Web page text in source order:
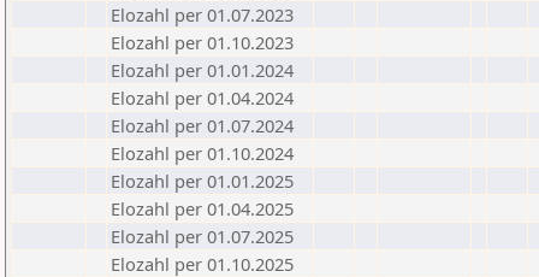
Elozahl per 01.07.2023
Elozahl per 01.10.2023
Elozahl per 01.01.2024
Elozahl per 01.04.2024
Elozahl per 01.07.2024
Elozahl per 01.10.2024
Elozahl per 01.01.2025
Elozahl per 01.04.2025
Elozahl per 01.07.2025
Elozahl per 01.10.2025